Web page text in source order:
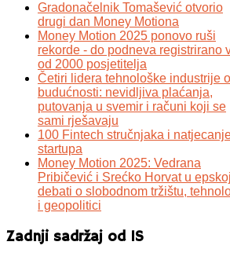
Gradonačelnik Tomašević otvorio
drugi dan Money Motiona
Money Motion 2025 ponovo ruši
rekorde - do podneva registrirano
od 2000 posjetitelja
Četiri lidera tehnološke industrije o
budućnosti: nevidljiva plaćanja,
putovanja u svemir i računi koji se
sami rješavaju
100 Fintech stručnjaka i
startupa
Money Motion 2025: Vedrana
Pribičević i Srećko Horvat u epskoj
debati o slobodnom tržištu,
i geopolitici
Zadnji sadržaj od IS